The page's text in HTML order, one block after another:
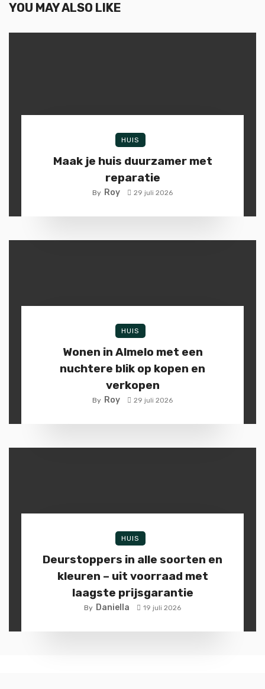
YOU MAY ALSO LIKE
HUIS
Maak je huis duurzamer met
reparatie
By Roy 29 juli 2026
HUIS
Wonen in Almelo met een
nuchtere blik op kopen en
verkopen
By Roy 29 juli 2026
HUIS
Deurstoppers in alle soorten en
kleuren – uit voorraad met
laagste prijsgarantie
By Daniella 19 juli 2026